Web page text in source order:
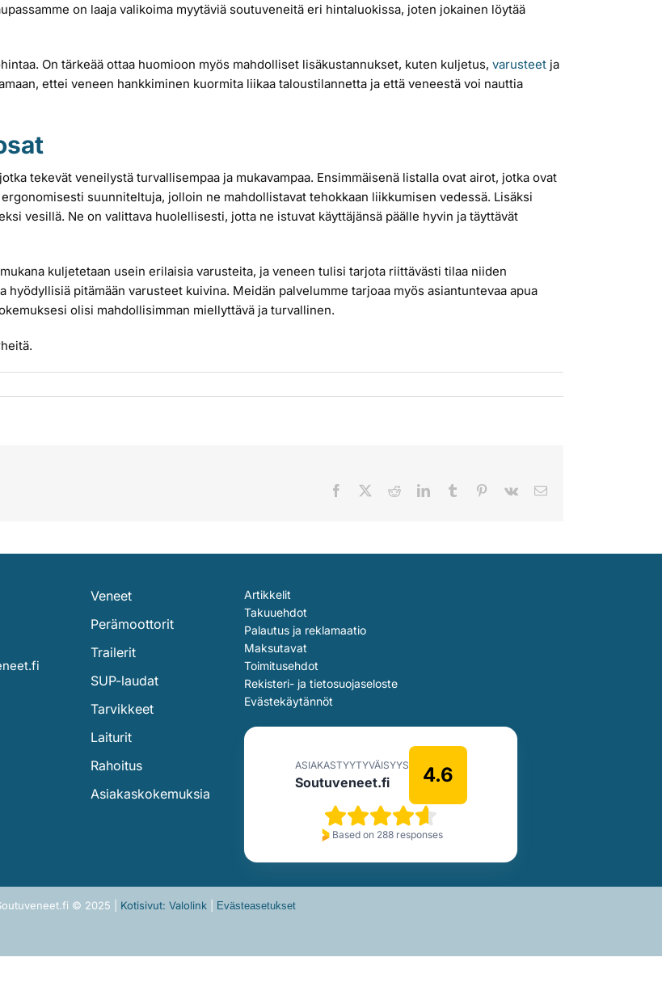
on laaja valikoima myytäviä soutuveneitä eri hintaluokissa, joten jokainen löytää
On tärkeää ottaa huomioon myös mahdolliset lisäkustannukset, kuten kuljetus, varusteet ja
ettei veneen hankkiminen kuormita liikaa taloustilannetta ja että veneestä voi nauttia
tekevät veneilystä turvallisempaa ja mukavampaa. Ensimmäisenä listalla ovat airot, jotka ovat
suunniteltuja, jolloin ne mahdollistavat tehokkaan liikkumisen vedessä. Lisäksi
vesillä. Ne on valittava huolellisesti, jotta ne istuvat käyttäjänsä päälle hyvin ja täyttävät
kuljetetaan usein erilaisia varusteita, ja veneen tulisi tarjota riittävästi tilaa niiden
pitämään varusteet kuivina. Meidän palvelumme tarjoaa myös asiantuntevaa apua
olisi mahdollisimman miellyttävä ja turvallinen.
Facebook RedditLinkedInTumblr Pinterest
Vk Sähköposti
Veneet
Perämoottorit
Trailerit
SUP-laudat
Tarvikkeet
Laiturit
Rahoitus
Asiakaskokemuksia
Artikkelit
Takuuehdot
Palautus ja reklamaatio
Maksutavat
Toimitusehdot
Rekisteri- ja tietosuojaseloste
Evästekäytännöt
ASIAKASTYYTYVÄISYYS
Soutuveneet.fi 4.6
Based on 288 responses
© 2025 | Kotisivut: Valolink| Evästeasetukset